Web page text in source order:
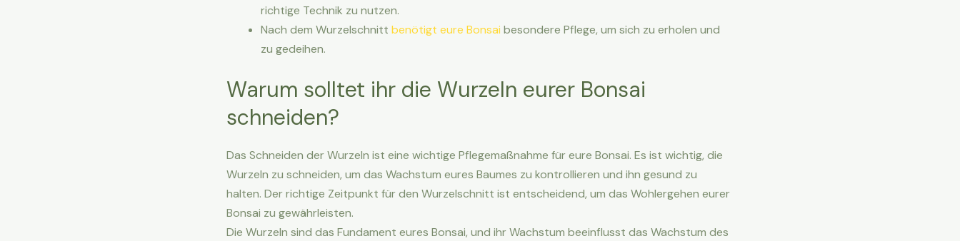
richtige Technik zu nutzen.
Nach dem Wurzelschnitt benötigt eure Bonsai besondere Pflege, um sich zu erholen und
zu gedeihen.
Warum solltet ihr die Wurzeln eurer Bonsai
schneiden?
Das Schneiden der Wurzeln ist eine wichtige Pflegemaßnahme für eure Bonsai. Es ist wichtig, die
Wurzeln zu schneiden, um das Wachstum eures Baumes zu kontrollieren und ihn gesund zu
halten. Der richtige Zeitpunkt für den Wurzelschnitt ist entscheidend, um das Wohlergehen eurer
Bonsai zu gewährleisten.
Die Wurzeln sind das Fundament eures Bonsai, und ihr Wachstum beeinflusst das Wachstum des